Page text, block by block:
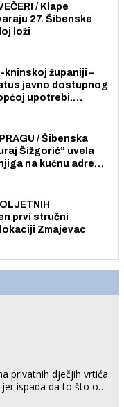
/ Klape
27. Šibenske
loži
kninskoj županiji –
javno dostupnog
upotrebi.
/ Šibenska
Šižgorić” uvela
na kućnu adresu
prvi stručni
Zmajevac
privatnih dječjih vrtića
ispada da to što oni